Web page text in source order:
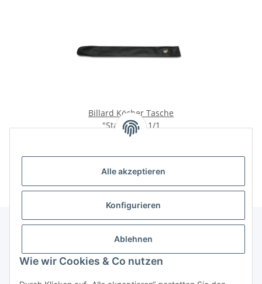
Alle akzeptieren
Konfigurieren
Ablehnen
Wie wir Cookies & Co nutzen
Billard Köcher Tasche
"Standard" 1/1
13,90 €
Informationen